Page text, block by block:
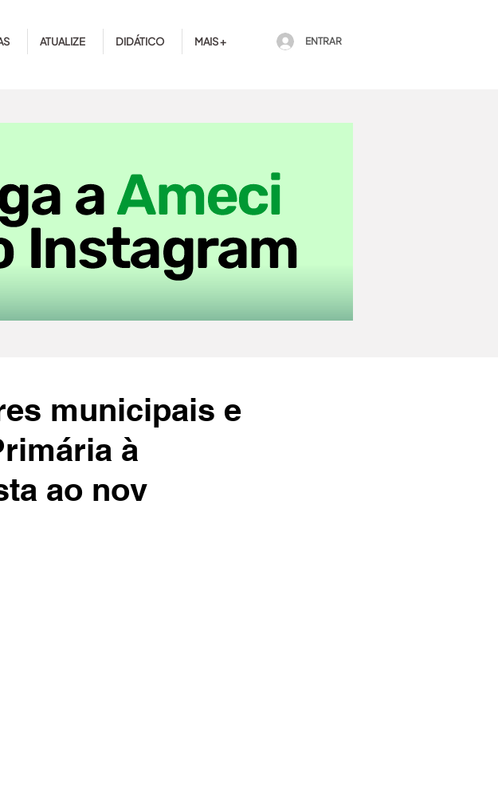
ATUALIZE DIDÁTICO MAIS + ENTRAR
municipais e
à
ao nov